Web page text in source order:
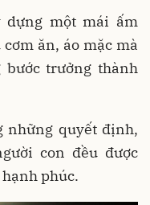
dựng một mái ấm
ăn, áo mặc mà
trưởng thành
những quyết định,
con đều được
phúc.